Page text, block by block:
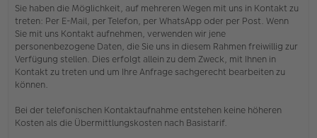
Sie haben die Möglichkeit, auf mehreren Wegen mit uns in Kontakt zu
treten: Per E-Mail, per Telefon, per WhatsApp oder per Post. Wenn
Sie mit uns Kontakt aufnehmen, verwenden wir jene
personenbezogene Daten, die Sie uns in diesem Rahmen freiwillig zur
Verfügung stellen. Dies erfolgt allein zu dem Zweck, mit Ihnen in
Kontakt zu treten und um Ihre Anfrage sachgerecht bearbeiten zu
können.
Bei der telefonischen Kontaktaufnahme entstehen keine höheren
Kosten als die Übermittlungskosten nach Basistarif.